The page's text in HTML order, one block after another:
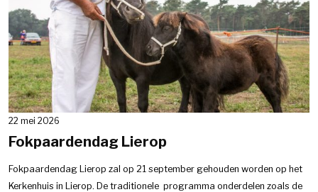
22 mei 2026
Fokpaardendag Lierop
Fokpaardendag Lierop zal op 21 september gehouden worden op het
Kerkenhuis in Lierop. De traditionele programma onderdelen zoals de